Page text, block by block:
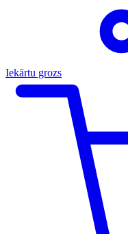
Iekārtu grozs